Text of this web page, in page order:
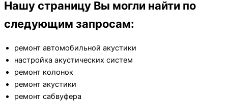
Нашу страницу Вы могли найти по
следующим запросам:
ремонт автомобильной акустики
настройка акустических систем
ремонт колонок
ремонт акустики
ремонт сабвуфера